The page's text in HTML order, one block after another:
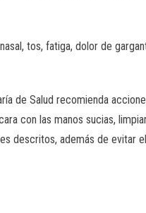
tos, fatiga, dolor de
de Salud recomienda
con las manos sucias,
descritos, además de evitar